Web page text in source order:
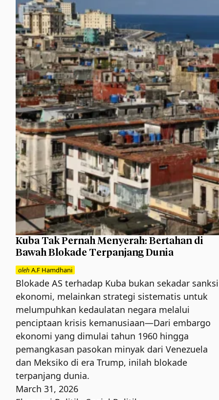
Kuba Tak Pernah Menyerah: Bertahan di
Bawah Blokade Terpanjang Dunia
oleh A.F Hamdhani
Blokade AS terhadap Kuba bukan sekadar sanksi
ekonomi, melainkan strategi sistematis untuk
melumpuhkan kedaulatan negara melalui
penciptaan krisis kemanusiaan—Dari embargo
ekonomi yang dimulai tahun 1960 hingga
pemangkasan pasokan minyak dari Venezuela
dan Meksiko di era Trump, inilah blokade
terpanjang dunia.
March 31, 2026